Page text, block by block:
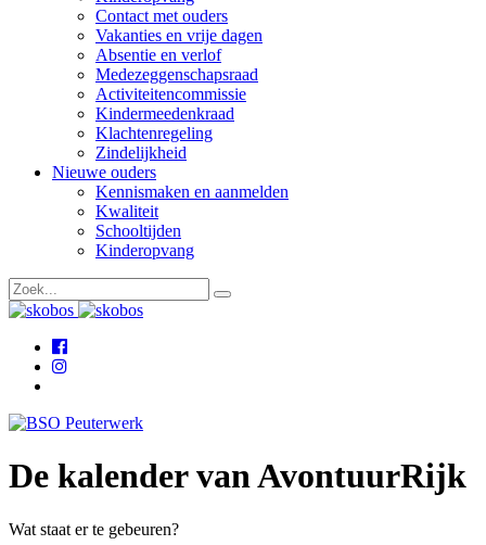
Contact met ouders
Vakanties en vrije dagen
Absentie en verlof
Medezeggenschapsraad
Activiteitencommissie
Kindermeedenkraad
Klachtenregeling
Zindelijkheid
Nieuwe ouders
Kennismaken en aanmelden
Kwaliteit
Schooltijden
Kinderopvang
De kalender van AvontuurRijk
Wat staat er te gebeuren?